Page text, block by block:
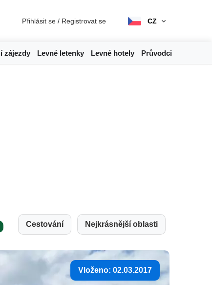
Přihlásit se / Registrovat se CZ
zájezdy Levné letenky Levné hotely Průvodci
Cestování Nejkrásnější oblasti
Vloženo: 02.03.2017